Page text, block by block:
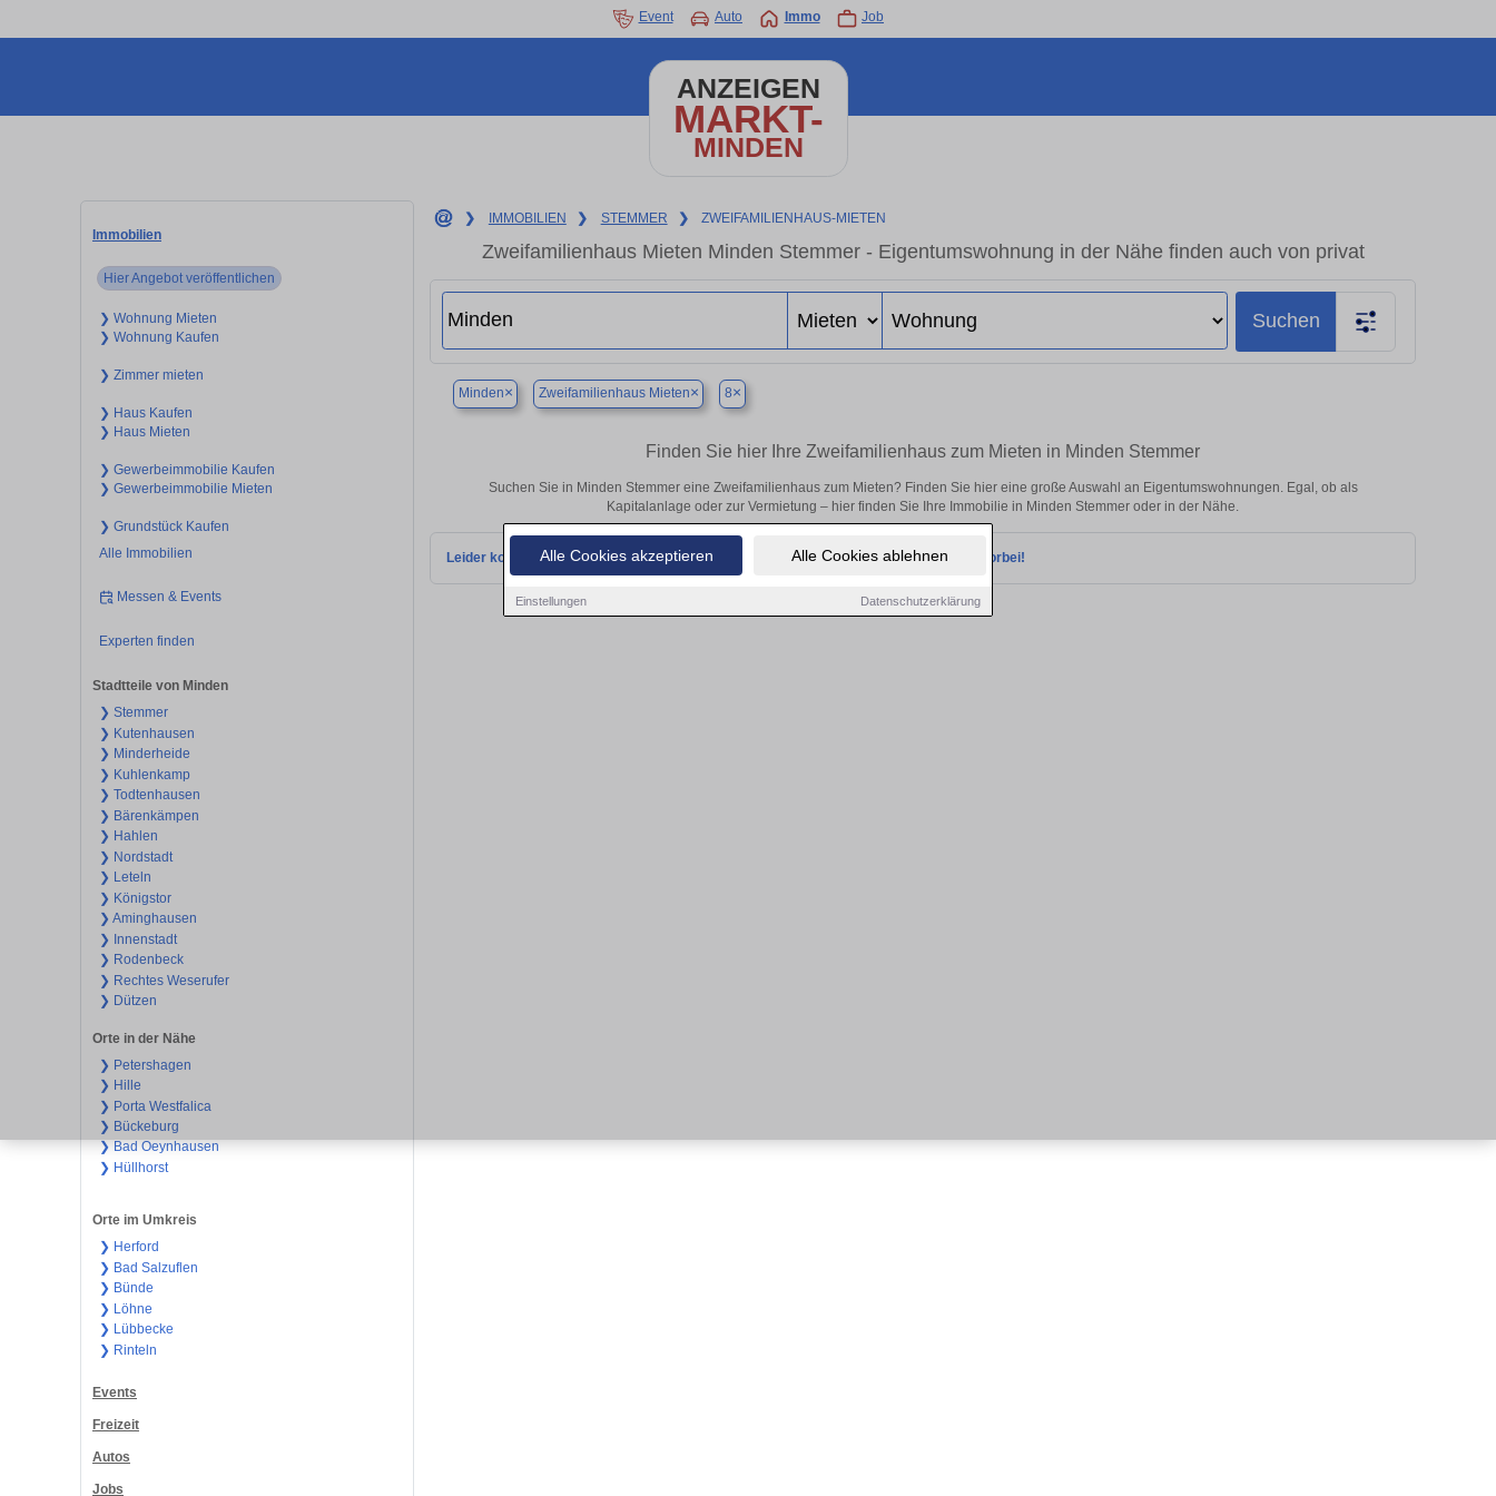
Alle Cookies akzeptieren Alle Cookies ablehnen
Einstellungen Datenschutzerklärung
Event Auto Immo Job
ANZEIGEN
MARKT-
MINDEN
Immobilien
Hier Angebot veröffentlichen
❯ Wohnung Mieten
❯ Wohnung Kaufen
❯ Zimmer mieten
❯ Haus Kaufen
❯ Haus Mieten
❯ Gewerbeimmobilie Kaufen
❯ Gewerbeimmobilie Mieten
❯ Grundstück Kaufen
Alle Immobilien
Messen & Events
Experten finden
Stadtteile von Minden
❯ Stemmer
❯ Kutenhausen
❯ Minderheide
❯ Kuhlenkamp
❯ Todtenhausen
❯ Bärenkämpen
❯ Hahlen
❯ Nordstadt
❯ Leteln
❯ Königstor
❯ Aminghausen
❯ Innenstadt
❯ Rodenbeck
❯ Rechtes Weserufer
❯ Dützen
Orte in der Nähe
❯ Petershagen
❯ Hille
❯ Porta Westfalica
❯ Bückeburg
❯ Bad Oeynhausen
❯ Hüllhorst
Orte im Umkreis
❯ Herford
❯ Bad Salzuflen
❯ Bünde
❯ Löhne
❯ Lübbecke
❯ Rinteln
Events
Freizeit
Autos
Jobs
❯ IMMOBILIEN ❯ STEMMER ❯ ZWEIFAMILIENHAUS-MIETEN
Zweifamilienhaus Mieten Minden Stemmer - Eigentumswohnung in der Nähe finden auch von privat
Suchen
Minden× Zweifamilienhaus Mieten× 8×
Finden Sie hier Ihre Zweifamilienhaus zum Mieten in Minden Stemmer
Suchen Sie in Minden Stemmer eine Zweifamilienhaus zum Mieten? Finden Sie hier eine große Auswahl an Eigentumswohnungen. Egal, ob als
Kapitalanlage oder zur Vermietung – hier finden Sie Ihre Immobilie in Minden Stemmer oder in der Nähe.
Leider konnten wir derzeit keine passenden Objekte finden. Schauen Sie bald wieder vorbei!